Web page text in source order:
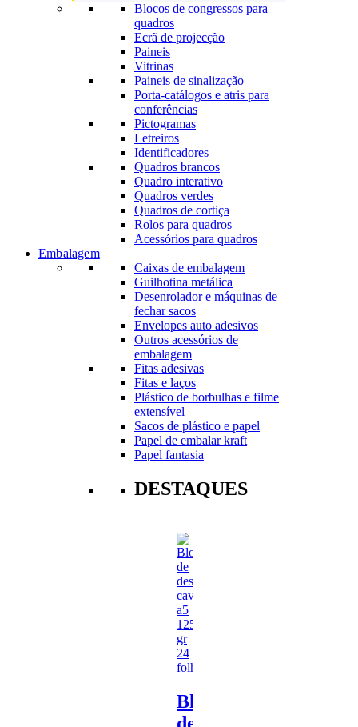
Blocos de congressos para
quadros
Ecrã de projecção
Paineis
Vitrinas
Paineis de sinalização
Porta-catálogos e atris para
conferências
Pictogramas
Letreiros
Identificadores
Quadros brancos
Quadro interativo
Quadros verdes
Quadros de cortiça
Rolos para quadros
Acessórios para quadros
Embalagem
Caixas de embalagem
Guilhotina metálica
Desenrolador e máquinas de
fechar sacos
Envelopes auto adesivos
Outros acessórios de
embalagem
Fitas adesivas
Fitas e laços
Plástico de borbulhas e filme
extensível
Sacos de plástico e papel
Papel de embalar kraft
Papel fantasia
DESTAQUES
Bloco
de